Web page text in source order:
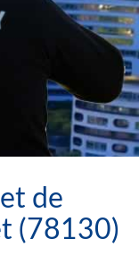
de
(78130)